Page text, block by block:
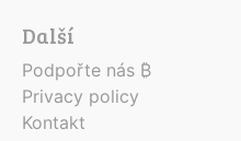
Další
Podpořte nás ₿
Privacy policy
Kontakt